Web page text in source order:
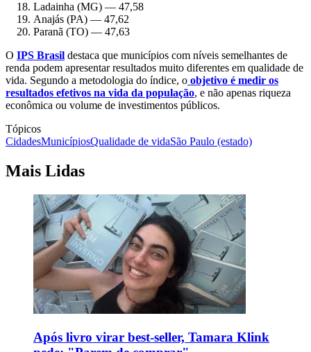
Ladainha (MG) — 47,58
Anajás (PA) — 47,62
Paranã (TO) — 47,63
O IPS Brasil destaca que municípios com níveis semelhantes de
renda podem apresentar resultados muito diferentes em qualidade de
vida. Segundo a metodologia do índice, o objetivo é medir os
resultados efetivos na vida da população, e não apenas riqueza
econômica ou volume de investimentos públicos.
Tópicos
CidadesMunicípiosQualidade de vidaSão Paulo (estado)
Mais Lidas
Após livro virar best-seller, Tamara Klink